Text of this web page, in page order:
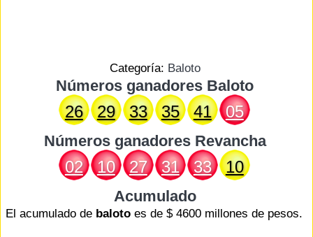
Categoría: Baloto
Números ganadores Baloto
26 29 33 35 41 05
Números ganadores Revancha
02 10 27 31 33 10
Acumulado
El acumulado de baloto es de $ 4600 millones de pesos.